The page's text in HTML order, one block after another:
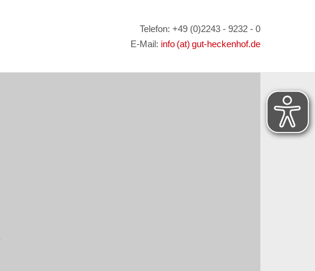
Telefon: +49 (0)2243 - 9232 - 0
E-Mail: info (at) gut-heckenhof.de